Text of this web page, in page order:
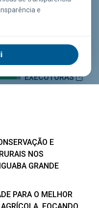
e
Função
AGRICULTURA
Executora
EXECUTORAS
E
NOS
GRANDE
PARA O MELHOR